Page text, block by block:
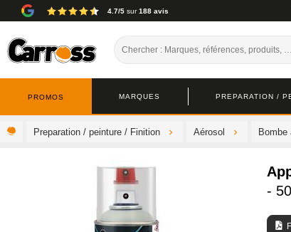
4.7/5 sur188 avis
PREPARATION /
MARQUES
PROMOS
Preparation / peinture / Finition Aérosol Bombe
-